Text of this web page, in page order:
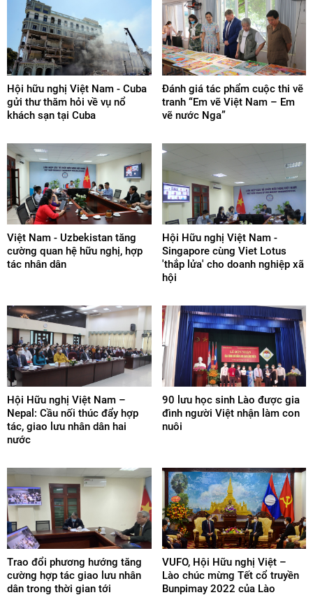
Hội hữu nghị Việt Nam - Cuba
gửi thư thăm hỏi về vụ nổ
khách sạn tại Cuba
Đánh giá tác phẩm cuộc thi vẽ
tranh “Em vẽ Việt Nam – Em
vẽ nước Nga”
Việt Nam - Uzbekistan tăng
cường quan hệ hữu nghị, hợp
tác nhân dân
Hội Hữu nghị Việt Nam -
Singapore cùng Viet Lotus
'thắp lửa' cho doanh nghiệp xã
hội
Hội Hữu nghị Việt Nam –
Nepal: Cầu nối thúc đẩy hợp
tác, giao lưu nhân dân hai
nước
90 lưu học sinh Lào được gia
đình người Việt nhận làm con
nuôi
Trao đổi phương hướng tăng
cường hợp tác giao lưu nhân
dân trong thời gian tới
VUFO, Hội Hữu nghị Việt –
Lào chúc mừng Tết cổ truyền
Bunpimay 2022 của Lào